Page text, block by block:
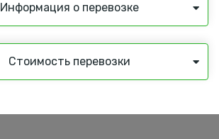
Информация о перевозке
Стоимость перевозки